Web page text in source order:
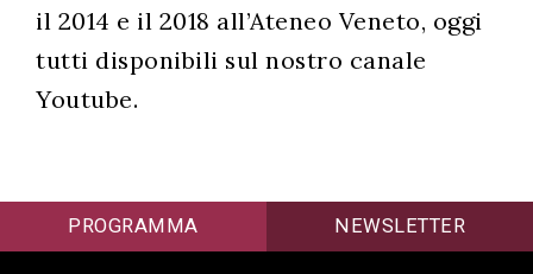
il 2014 e il 2018 all’Ateneo Veneto, oggi
tutti disponibili sul nostro canale
Youtube.
PROGRAMMA NEWSLETTER